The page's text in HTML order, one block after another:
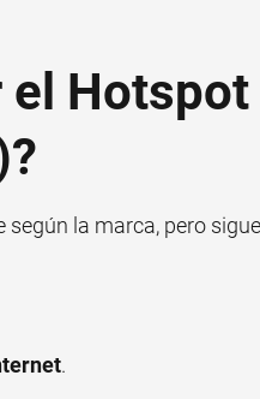
Hotspot
la marca, pero
.